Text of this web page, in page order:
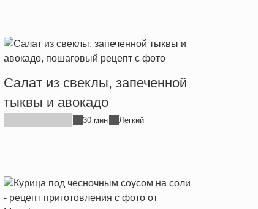
Салат из свеклы, запеченной
тыквы и авокадо
30 мин Легкий